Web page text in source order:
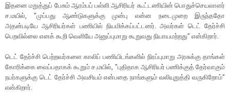
இதனை மறுத்துப் பேசும் ஆரம்பப் பள்ளி ஆசிரியர் கூட்டணியின் பொதுச்செயலாளர்
ச.மயில், "முப்பது ஆண்டுகளுக்கு முன்பு என்ன நடைமுறை இருந்ததோ
அதன்படியே ஆசிரியர்கள் பணியில் நியமிக்கப்பட்டனர். அவர்கள் டெட் தேர்ச்சி
பெறவில்லை எனக் கூறி வெளியே அனுப்புமாறு கூறுவது நியாயமற்றது" என்கிறார்.
டெட் தேர்ச்சி பெற்றவர்களை காலிப் பணியிடங்களில் நிரப்புமாறு அரசுக்கு தாங்கள்
கோரிக்கை வைப்பதாகக் கூறும் ச.மயில், "புதிதாக ஆசிரியர் பணிக்குத் தேர்வாகும்
நபர்களுக்கு டெட் தேர்ச்சி அவசியம் என்பதை நாங்களும் வலியுறுத்தி வருகிறோம்"
என்கிறார்.